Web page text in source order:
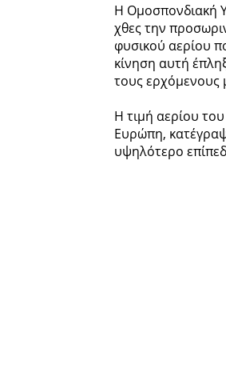
Η Ομοσπονδιακή
χθες την
φυσικού αερίου
κίνηση αυτή
τους ερχόμενους
Η τιμή αερίου
Ευρώπη,
υψηλότερο